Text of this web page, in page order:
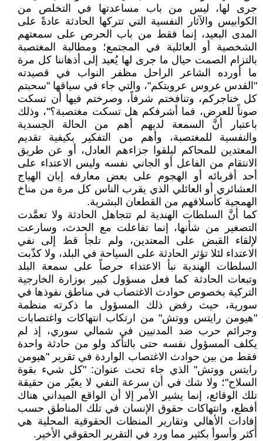
جرى لها، ليس من باب مساعدتها في التخلص من
الكوابيس والآثار النفسية التي تتركها الحادثة عادةً على
المدى البعيد، إنما فقط من باب الحرص على سمعتهم
الشخصية أو العائلية في المجتمع؛ ومطالبة المغتصبة
بالتزام الصمت حيال ما جرى لها يُعيد إلى أذهاننا كل مرة
ما أورده الشاعر الراحل مظفر النواب في قصيدته
"القدس عروس عروبتكم"، والتي جاء في سياقها "سحبتم
كل خناجركم، وتنافختم شرفاً، وصرختم فيها أن تسكت
صوناً للعرض، فما أشرفكم هل تسكت مغتصبة؟"، وذلك
باعتبار أنَّ السمعة لديهم أهم من الحالة الجسدية
والنفسية للمغتصبة، وأهم من التفكير بكيفية تقديم
المعتدين للمحاكم ليلقوا جزاءهم العادل، أو عن طريق
الانتقام من الفاعل أو الجاني نفسه وليس الاعتداء على
أحد أقربائه أو الهجوم على بعض معارفه إبان الهياج
العشائري أو العائلي الذي يقرب الناس كل مرة من مناخ
الهمجية كأسلافهم من القطعان البشرية.
كما أنَّ السلطات الهندية لم تتجاهل الحادثة ولا تعمَّدت
التصغير من شأنها، إنما تفاعلت مع الحدث، وسارعت
لإلقاء القبض على المعتدين، ولم تلجأ قط إلى نفي
الاعتداء لئلا تؤثر الحادثة على السياحة في البلد، ولا كذّبت
السلطات الهندية نبأ الاعتداء حرصاً على سمعة البلد
وتبعات الحادثة كما فعل مسؤول كبير بوزارة الخارجية
التركية بخصوص حوادث الاغتصاب في مناطق نفوذها في
سورية، حيث رفض ذلك المسؤول ما ذكرته منظمة
"هيومن رايتس ووتش" من ارتكاب انتهاكات واغتصابات
وجرائم حرب ضد المدنيين في شمالي سوري، إذ لم
يكلف المسؤول نفسه حتى بالتأكد ولو من حادثة واحدة
فقط من بين حوادث الاغتصاب الواردة في تقرير "هيومن
رايتس ووتش" الذي جاء تحت عنوان: "كل شيء بقوة
السلاح"؛ ولا شك في أن سرعة النفي لا يغيّر من حقيقة
تلك الوقائع، إنما يشير الأمر إلا أن الواقع الميداني هناك
أفظع، وانتهاكات حقوق الإنسان في تلك المناطق حسب
إفادات الأهالي وتقارير المنظات الحقوقية المحلية هي
أكثر وأسوأ بكثير مما ورد في التقرير الحقوقي الأخير.